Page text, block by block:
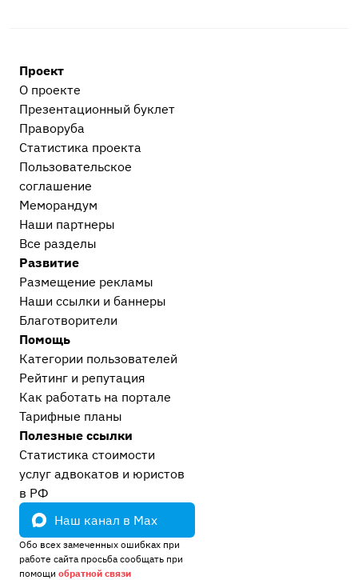
Проект
О проекте
Презентационный букл​ет
Праворуба
Статистика проекта
Пользовательское
соглашение
Меморандум
Наши партнеры
Все разделы
Развитие
Размещение рекламы
Наши ссылки и баннеры
Благотворители
Помощь
Категории пользователей
Рейтинг и репутация
Как работать на портале
Тарифные планы
Полезные ссылки
Статистика стоимости
услуг адвокатов и юристов
в РФ
Наш канал в Max
Обо всех замеченных ошибках при
работе сайта просьба сообщать при
помощи обратной связи